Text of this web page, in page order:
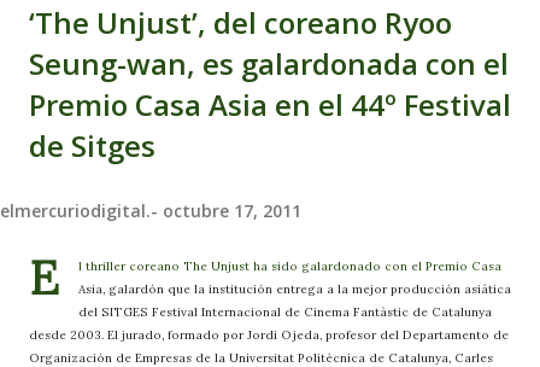
‘The Unjust’, del coreano Ryoo
Seung-wan, es galardonada con el
Premio Casa Asia en el 44º Festival
de Sitges
elmercuriodigital.- octubre 17, 2011
E
l thriller coreano The Unjust ha sido galardonado con el Premio Casa
Asia, galardón que la institución entrega a la mejor producción asiática
del SITGES Festival Internacional de Cinema Fantàstic de Catalunya
desde 2003. El jurado, formado por Jordi Ojeda, profesor del Departamento de
Organización de Empresas de la Universitat Politècnica de Catalunya, Carles